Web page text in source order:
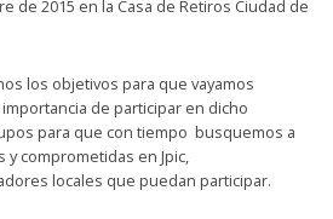
de 2015 en la Casa de Retiros Ciudad de
los objetivos para que vayamos
de participar en dicho
para que con tiempo busquemos a
comprometidas en Jpic,
locales que puedan participar.